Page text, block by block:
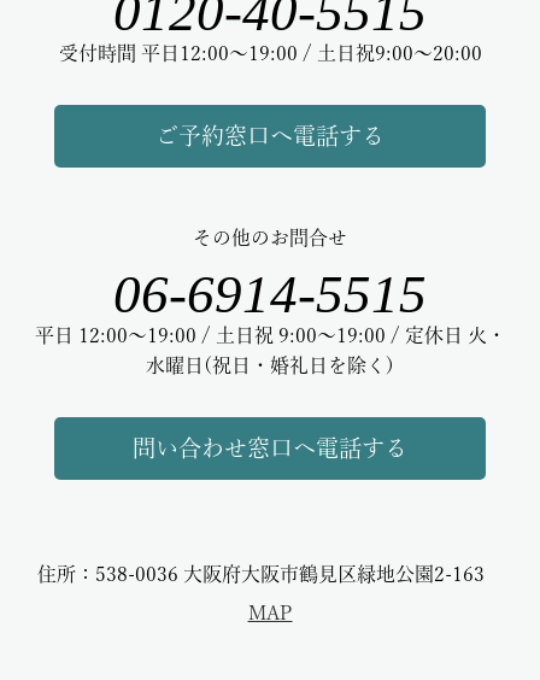
受付時間 平日12:00～19:00 / 土日祝9:00～20:00
ご予約窓口へ電話する
その他のお問合せ
06-6914-5515
平日 12:00～19:00 / 土日祝 9:00～19:00 / 定休日 火・
水曜日(祝日・婚礼日を除く)
問い合わせ窓口へ電話する
住所：538-0036 大阪府大阪市鶴見区緑地公園2-163
MAP